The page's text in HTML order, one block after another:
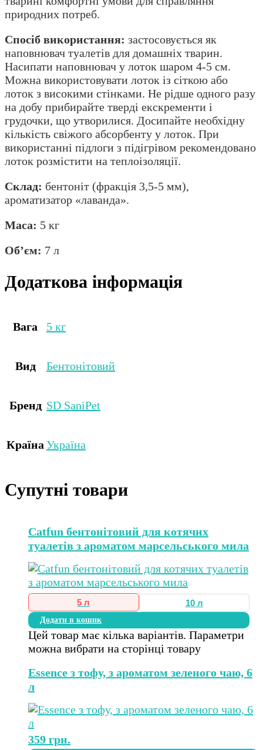
природних потреб.
Спосіб використання: застосовується як
наповнювач туалетів для домашніх тварин.
Насипати наповнювач у лоток шаром 4-5 см.
Можна використовувати лоток із сіткою або
лоток з високими стінками. Не рідше одного разу
на добу прибирайте тверді екскременти і
грудочки, що утворилися. Досипайте необхідну
кількість свіжого абсорбенту у лоток. При
використанні підлоги з підігрівом рекомендовано
лоток розмістити на теплоізоляції.
Склад: бентоніт (фракція 3,5-5 мм),
ароматизатор «лаванда».
Маса: 5 кг
Об’єм: 7 л
Додаткова інформація
Вага 5 кг
Вид Бентонітовий
Бренд SD SaniPet
Країна Україна
Супутні товари
Catfun бентонітовий для котячих
туалетів з ароматом марсельського мила
5 л 10 л
Додати в кошик
Цей товар має кілька варіантів. Параметри
можна вибрати на сторінці товару
Essence з тофу, з ароматом зеленого чаю, 6
л
359 грн.